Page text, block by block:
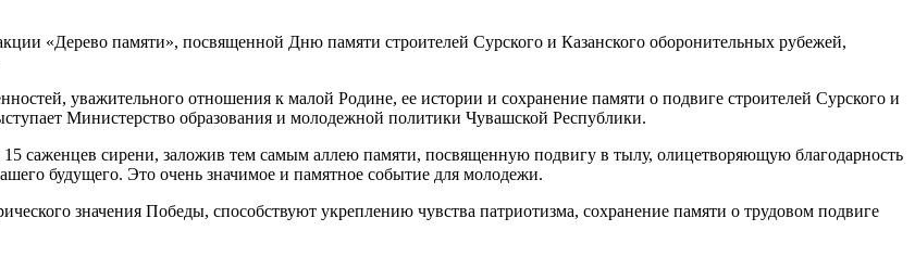
«Дерево памяти», посвященной Дню памяти строителей Сурского и Казанского оборонительных рубежей,
уважительного отношения к малой Родине, ее истории и сохранение памяти о подвиге строителей Сурского и
Министерство образования и молодежной политики Чувашской Республики.
саженцев сирени, заложив тем самым аллею памяти, посвященную подвигу в тылу, олицетворяющую благодарность
будущего. Это очень значимое и памятное событие для молодежи.
значения Победы, способствуют укреплению чувства патриотизма, сохранение памяти о трудовом подвиге